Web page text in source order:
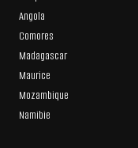
Angola
Comores
Madagascar
Maurice
Mozambique
Namibie